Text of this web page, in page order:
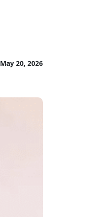
May 20, 2026